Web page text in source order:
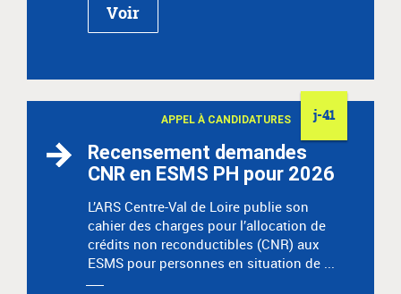
Voir
Recensement demandes
CNR en ESMS PH pour 2026
APPEL À CANDIDATURES j-41
L’ARS Centre-Val de Loire publie son
cahier des charges pour l’allocation de
crédits non reconductibles (CNR) aux
ESMS pour personnes en situation de ...